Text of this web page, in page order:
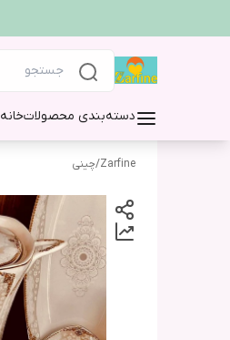
دسته‌بندی محصولاتخانه
Zarfine
/چینی